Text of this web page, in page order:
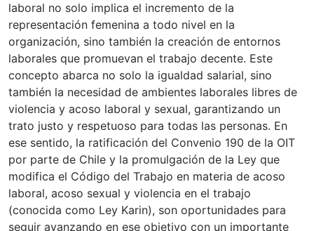
laboral no solo implica el incremento de la
representación femenina a todo nivel en la
organización, sino también la creación de entornos
laborales que promuevan el trabajo decente. Este
concepto abarca no solo la igualdad salarial, sino
también la necesidad de ambientes laborales libres de
violencia y acoso laboral y sexual, garantizando un
trato justo y respetuoso para todas las personas. En
ese sentido, la ratificación del Convenio 190 de la OIT
por parte de Chile y la promulgación de la Ley que
modifica el Código del Trabajo en materia de acoso
laboral, acoso sexual y violencia en el trabajo
(conocida como Ley Karin), son oportunidades para
seguir avanzando en ese objetivo con un importante